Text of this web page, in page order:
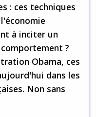
: ces techniques
à inciter un
?
Obama, ces
dans les
Non sans